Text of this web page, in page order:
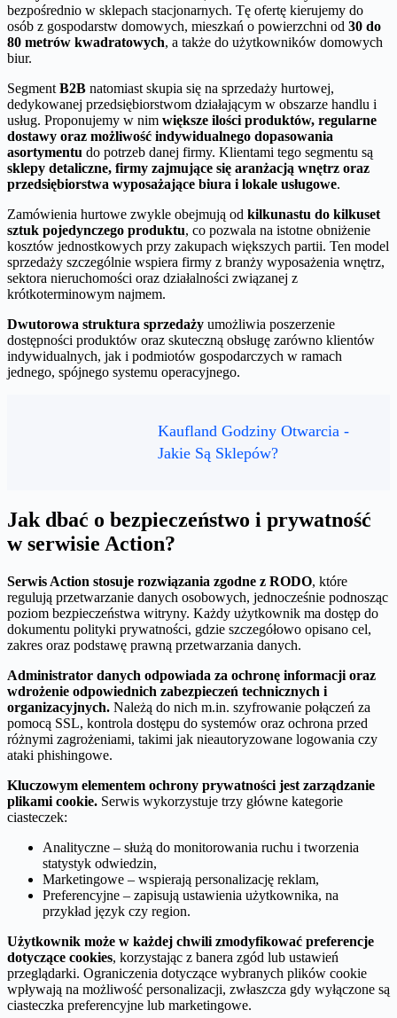
bezpośrednio w sklepach stacjonarnych. Tę ofertę kierujemy do
osób z gospodarstw domowych, mieszkań o powierzchni od 30 do
80 metrów kwadratowych, a także do użytkowników domowych
biur.
Segment B2B natomiast skupia się na sprzedaży hurtowej,
dedykowanej przedsiębiorstwom działającym w obszarze handlu i
usług. Proponujemy w nim większe ilości produktów, regularne
dostawy oraz możliwość indywidualnego dopasowania
asortymentu do potrzeb danej firmy. Klientami tego segmentu są
sklepy detaliczne, firmy zajmujące się aranżacją wnętrz oraz
przedsiębiorstwa wyposażające biura i lokale usługowe.
Zamówienia hurtowe zwykle obejmują od kilkunastu do kilkuset
sztuk pojedynczego produktu, co pozwala na istotne obniżenie
kosztów jednostkowych przy zakupach większych partii. Ten model
sprzedaży szczególnie wspiera firmy z branży wyposażenia wnętrz,
sektora nieruchomości oraz działalności związanej z
krótkoterminowym najmem.
Dwutorowa struktura sprzedaży umożliwia poszerzenie
dostępności produktów oraz skuteczną obsługę zarówno klientów
indywidualnych, jak i podmiotów gospodarczych w ramach
jednego, spójnego systemu operacyjnego.
Kaufland Godziny Otwarcia -
Jakie Są Sklepów?
Jak dbać o bezpieczeństwo i prywatność
w serwisie Action?
Serwis Action stosuje rozwiązania zgodne z RODO, które
regulują przetwarzanie danych osobowych, jednocześnie podnosząc
poziom bezpieczeństwa witryny. Każdy użytkownik ma dostęp do
dokumentu polityki prywatności, gdzie szczegółowo opisano cel,
zakres oraz podstawę prawną przetwarzania danych.
Administrator danych odpowiada za ochronę informacji oraz
wdrożenie odpowiednich zabezpieczeń technicznych i
organizacyjnych. Należą do nich m.in. szyfrowanie połączeń za
pomocą SSL, kontrola dostępu do systemów oraz ochrona przed
różnymi zagrożeniami, takimi jak nieautoryzowane logowania czy
ataki phishingowe.
Kluczowym elementem ochrony prywatności jest zarządzanie
plikami cookie. Serwis wykorzystuje trzy główne kategorie
ciasteczek:
Analityczne – służą do monitorowania ruchu i tworzenia
statystyk odwiedzin,
Marketingowe – wspierają personalizację reklam,
Preferencyjne – zapisują ustawienia użytkownika, na
przykład język czy region.
Użytkownik może w każdej chwili zmodyfikować preferencje
dotyczące cookies, korzystając z banera zgód lub ustawień
przeglądarki. Ograniczenia dotyczące wybranych plików cookie
wpływają na możliwość personalizacji, zwłaszcza gdy wyłączone są
ciasteczka preferencyjne lub marketingowe.